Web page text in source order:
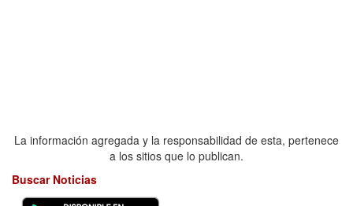
La información agregada y la responsabilidad de esta, pertenece
a los sitios que lo publican.
Buscar Noticias